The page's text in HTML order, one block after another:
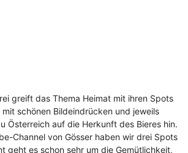
greift das Thema Heimat mit ihren Spots
schönen Bildeindrücken und jeweils
Österreich auf die Herkunft des Bieres hin.
Channel von Gösser haben wir drei Spots
geht es schon sehr um die Gemütlichkeit,